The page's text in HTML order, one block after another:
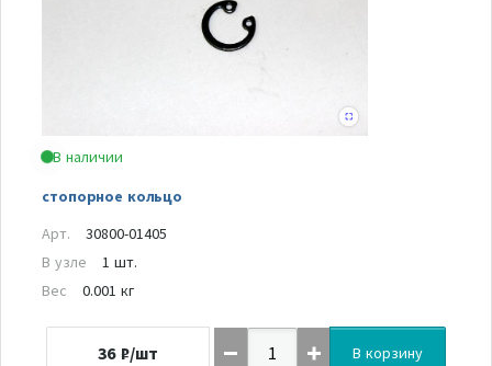
В наличии
стопорное кольцо
Арт.
30800-01405
В узле
1 шт.
Вес
0.001 кг
36 ₽/шт В корзину